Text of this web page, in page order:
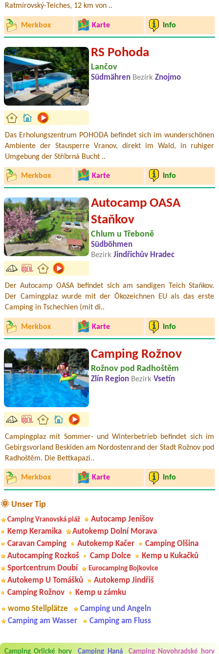
Ratmírovský-Teiches, 12 km von ..
Merkbox Karte Info
RS Pohoda
Lančov
Südmähren Bezirk Znojmo
Das Erholungszentrum POHODA befindet sich im wunderschönen
Ambiente der Stausperre Vranov, direkt im Wald, in ruhiger
Umgebung der Stříbrná Bucht ..
Merkbox Karte Info
Autocamp OASA
Staňkov
Chlum u Třeboně
Südböhmen
Bezirk Jindřichův Hradec
Der Autocamp OASA befindet sich am sandigen Teich Staňkov.
Der Camingplaz wurde mit der Ökozeichnen EU als das erste
Camping in Tschechien (mit di..
Merkbox Karte Info
Camping Rožnov
Rožnov pod Radhoštěm
Zlín Region Bezirk Vsetín
Campingplaz mit Sommer- und Winterbetrieb befindet sich im
Gebirgsvorland Beskiden am Nordostenrand der Stadt Rožnov pod
Radhoštěm. Die Bettkapazi..
Merkbox Karte Info
🌞 Unser Tip
Camping Vranovská pláž
Autocamp Jenišov
Kemp Keramika
Autokemp Dolní Morava
Caravan Camping
Autokemp Kačer
Camping Olšina
Autocamping Rozkoš
Camp Dolce
Kemp u Kukačků
Sportcentrum Doubí
Eurocamping Bojkovice
Autokemp U Tomášků
Autokemp Jindřiš
Camping Rožnov
Kemp u zámku
womo Stellplätze
Camping und Angeln
Camping am Wasser
Camping am Fluss
Camping Orlické hory Camping Haná Camping Novohradské hory
Aneta Melicharová***